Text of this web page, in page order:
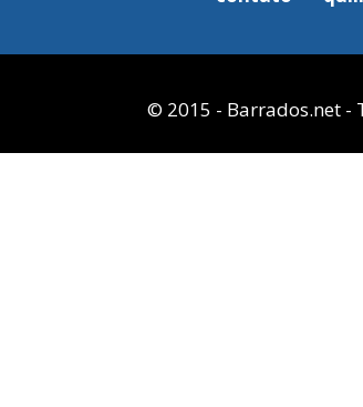
© 2015 - Barrados.net -